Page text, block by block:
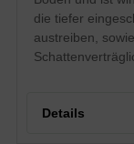
Frucht
Blüte
Blütezeit
die tiefer
austreiben,
Details